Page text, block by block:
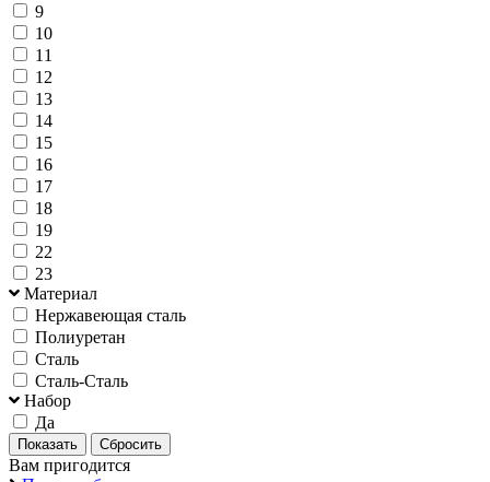
9
10
11
12
13
14
15
16
17
18
19
22
23
Материал
Нержавеющая сталь
Полиуретан
Сталь
Сталь-Сталь
Набор
Да
Вам пригодится